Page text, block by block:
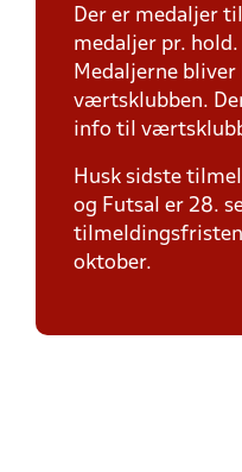
Der er medaljer
medaljer pr. hold.
Medaljerne bliver
værtsklubben.
info til
Husk sidste
og Futsal er 28.
oktober.